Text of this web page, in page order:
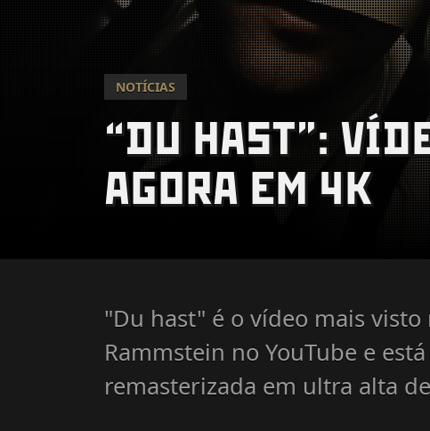
NOTÍCIAS
“DU HAST”:
AGORA EM 4K
"Du hast" é o vídeo mais
Rammstein no YouTube e
remasterizada em ultra alta